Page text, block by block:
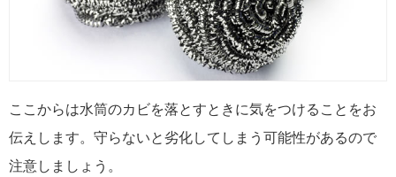
ここからは水筒のカビを落とすときに気をつけることをお
伝えします。守らないと劣化してしまう可能性があるので
注意しましょう。